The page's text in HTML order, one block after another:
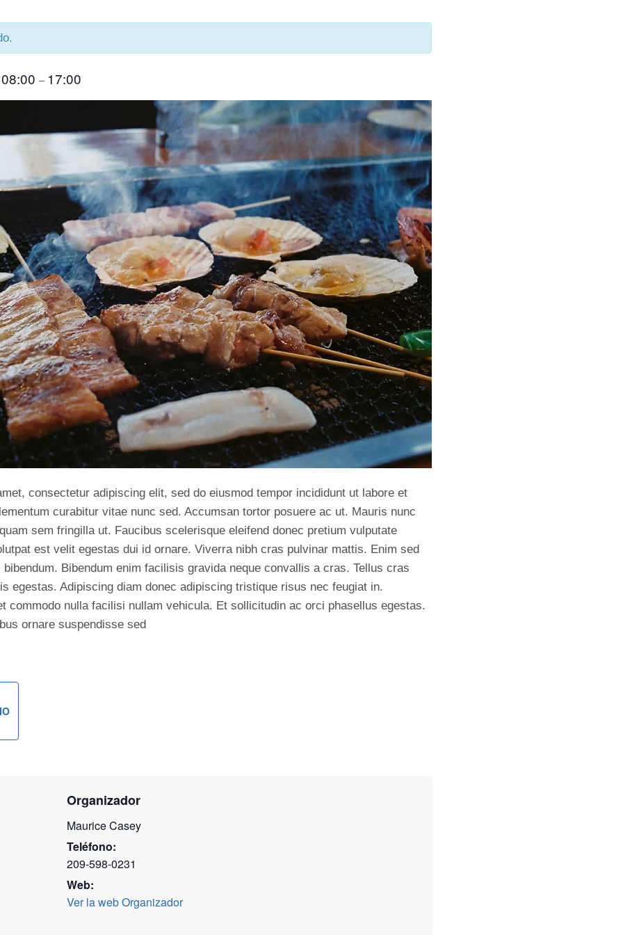
08:00 – 17:00
consectetur adipiscing elit, sed do eiusmod tempor incididunt ut labore et
curabitur vitae nunc sed. Accumsan tortor posuere ac ut. Mauris nunc
sem fringilla ut. Faucibus scelerisque eleifend donec pretium vulputate
est velit egestas dui id ornare. Viverra nibh cras pulvinar mattis. Enim sed
Bibendum enim facilisis gravida neque convallis a cras. Tellus cras
egestas. Adipiscing diam donec adipiscing tristique risus nec feugiat in.
commodo nulla facilisi nullam vehicula. Et sollicitudin ac orci phasellus egestas.
ornare suspendisse sed
Organizador
Maurice Casey
Teléfono:
209-598-0231
Web:
Ver la web Organizador